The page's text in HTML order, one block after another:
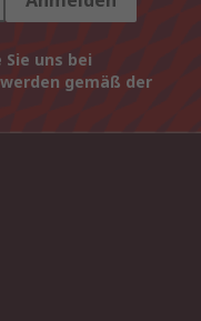
uns bei
gemäß der